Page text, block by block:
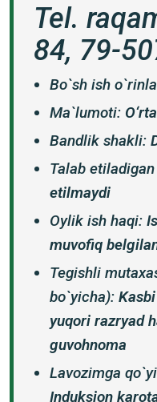
Tel.
84, 79-
Bo`sh ish
Ma`lumoti:
Bandlik shakli:
Talab
etilmaydi
Oylik ish haqi:
muvofiq
Tegishli
bo`yicha):
yuqori razryad
guvohnoma
Lavozimga
Induksion